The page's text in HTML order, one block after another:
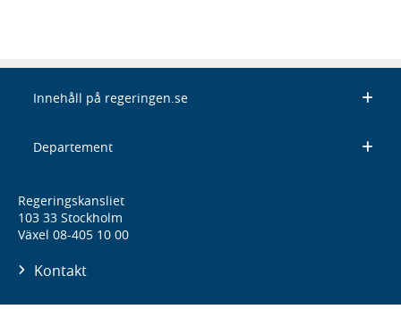
Innehåll på regeringen.se
Departement
Regeringskansliet
103 33 Stockholm
Växel 08-405 10 00
Kontakt